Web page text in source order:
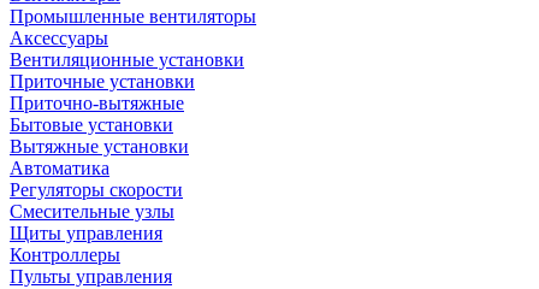
Промышленные вентиляторы
Аксессуары
Вентиляционные установки
Приточные установки
Приточно-вытяжные
Бытовые установки
Вытяжные установки
Автоматика
Регуляторы скорости
Смесительные узлы
Щиты управления
Контроллеры
Пульты управления